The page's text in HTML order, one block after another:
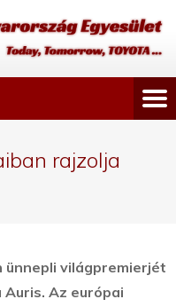
rajzolja
ünnepli világpremierjét
Az európai